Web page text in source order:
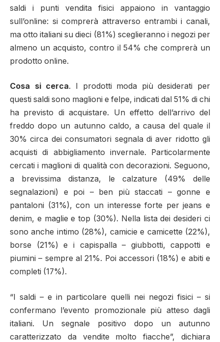
saldi i punti vendita fisici appaiono in vantaggio
sull’online: si comprerà attraverso entrambi i canali,
ma otto italiani su dieci (81%) sceglieranno i negozi per
almeno un acquisto, contro il 54% che comprerà un
prodotto online.
Cosa si cerca. I prodotti moda più desiderati per
questi saldi sono maglioni e felpe, indicati dal 51% di chi
ha previsto di acquistare. Un effetto dell’arrivo del
freddo dopo un autunno caldo, a causa del quale il
30% circa dei consumatori segnala di aver ridotto gli
acquisti di abbigliamento invernale. Particolarmente
cercati i maglioni di qualità con decorazioni. Seguono,
a brevissima distanza, le calzature (49% delle
segnalazioni) e poi – ben più staccati – gonne e
pantaloni (31%), con un interesse forte per jeans e
denim, e maglie e top (30%). Nella lista dei desideri ci
sono anche intimo (28%), camicie e camicette (22%),
borse (21%) e i capispalla – giubbotti, cappotti e
piumini – sempre al 21%. Poi accessori (18%) e abiti e
completi (17%).
“I saldi – e in particolare quelli nei negozi fisici – si
confermano l’evento promozionale più atteso dagli
italiani. Un segnale positivo dopo un autunno
caratterizzato da vendite molto fiacche”, dichiara